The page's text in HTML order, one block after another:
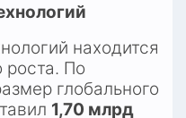
находится
роста. По
глобального
1,70 млрд